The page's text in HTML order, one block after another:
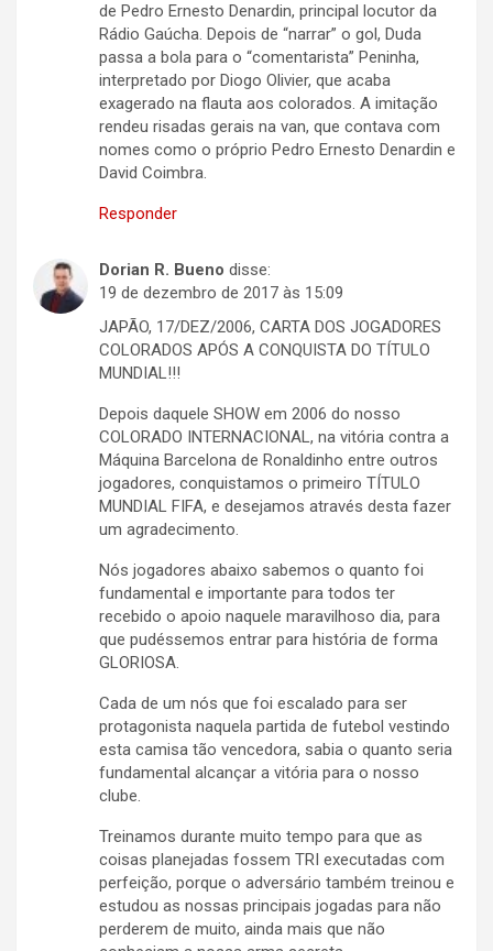
de Pedro Ernesto Denardin, principal locutor da
Rádio Gaúcha. Depois de “narrar” o gol, Duda
passa a bola para o “comentarista” Peninha,
interpretado por Diogo Olivier, que acaba
exagerado na flauta aos colorados. A imitação
rendeu risadas gerais na van, que contava com
nomes como o próprio Pedro Ernesto Denardin e
David Coimbra.
Responder
Dorian R. Bueno disse:
19 de dezembro de 2017 às 15:09
JAPÃO, 17/DEZ/2006, CARTA DOS JOGADORES
COLORADOS APÓS A CONQUISTA DO TÍTULO
MUNDIAL!!!
Depois daquele SHOW em 2006 do nosso
COLORADO INTERNACIONAL, na vitória contra a
Máquina Barcelona de Ronaldinho entre outros
jogadores, conquistamos o primeiro TÍTULO
MUNDIAL FIFA, e desejamos através desta fazer
um agradecimento.
Nós jogadores abaixo sabemos o quanto foi
fundamental e importante para todos ter
recebido o apoio naquele maravilhoso dia, para
que pudéssemos entrar para história de forma
GLORIOSA.
Cada de um nós que foi escalado para ser
protagonista naquela partida de futebol vestindo
esta camisa tão vencedora, sabia o quanto seria
fundamental alcançar a vitória para o nosso
clube.
Treinamos durante muito tempo para que as
coisas planejadas fossem TRI executadas com
perfeição, porque o adversário também treinou e
estudou as nossas principais jogadas para não
perderem de muito, ainda mais que não